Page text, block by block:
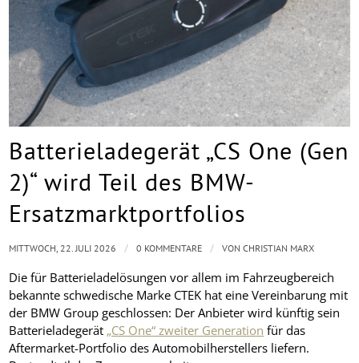
Batterieladegerät „CS One (Gen
2)“ wird Teil des BMW-
Ersatzmarktportfolios
Die für Batterieladelösungen vor allem im Fahrzeugbereich
bekannte schwedische Marke CTEK hat eine Vereinbarung mit
der BMW Group geschlossen: Der Anbieter wird künftig sein
Batterieladegerät „CS One“ zweiter Generation für das
Aftermarket-Portfolio des Automobilherstellers liefern.
MITTWOCH, 22. JULI 2026 / 0 KOMMENTARE / VONCHRISTIAN MARX